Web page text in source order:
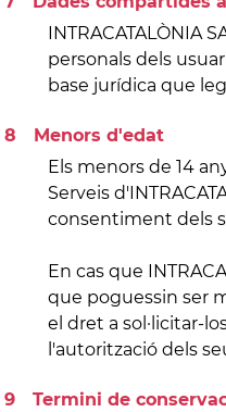
INTRACATALÒNIA
personals dels
base jurídica que
Menors d'edat
Els menors de 14
Serveis
consentiment dels
En cas que
que poguessin ser
el dret a sol·licitar-
l'autorització dels
Termini de